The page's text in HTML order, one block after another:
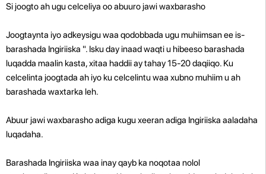
Si joogto ah ugu celceliya oo abuuro jawi waxbarasho
Joogtaynta iyo adkeysigu waa qodobbada ugu muhiimsan ee is-
barashada Ingiriiska ". Isku day inaad waqti u hibeeso barashada
luqadda maalin kasta, xitaa haddii ay tahay 15-20 daqiiqo. Ku
celcelinta joogtada ah iyo ku celcelintu waa xubno muhiim u ah
barashada waxtarka leh.
Abuur jawi waxbarasho adiga kugu xeeran adiga Ingiriiska aaladaha
luqadaha.
Barashada Ingiriiska waa inay qayb ka noqotaa nolol